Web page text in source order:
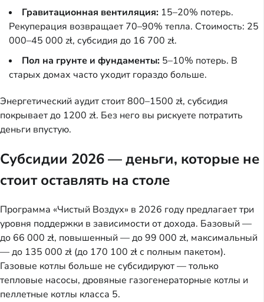
Гравитационная вентиляция: 15–20% потерь.
Рекуперация возвращает 70–90% тепла. Стоимость: 25
000–45 000 zł, субсидия до 16 700 zł.
Пол на грунте и фундаменты: 5–10% потерь. В
старых домах часто уходит гораздо больше.
Энергетический аудит стоит 800–1500 zł, субсидия
покрывает до 1200 zł. Без него вы рискуете потратить
деньги впустую.
Субсидии 2026 — деньги, которые не
стоит оставлять на столе
Программа «Чистый Воздух» в 2026 году предлагает три
уровня поддержки в зависимости от дохода. Базовый —
до 66 000 zł, повышенный — до 99 000 zł, максимальный
— до 135 000 zł (до 170 100 zł с полным пакетом).
Газовые котлы больше не субсидируют — только
тепловые насосы, дровяные газогенераторные котлы и
пеллетные котлы класса 5.